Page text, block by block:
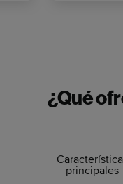
¿Qué
principales